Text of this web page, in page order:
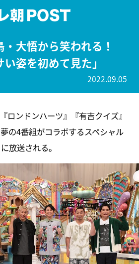
大悟から笑われる！
い姿を初めて見た」
2022.09.05
ロンドンハーツ』『有吉クイズ』
の4番組がコラボするスペシャル
放送される。